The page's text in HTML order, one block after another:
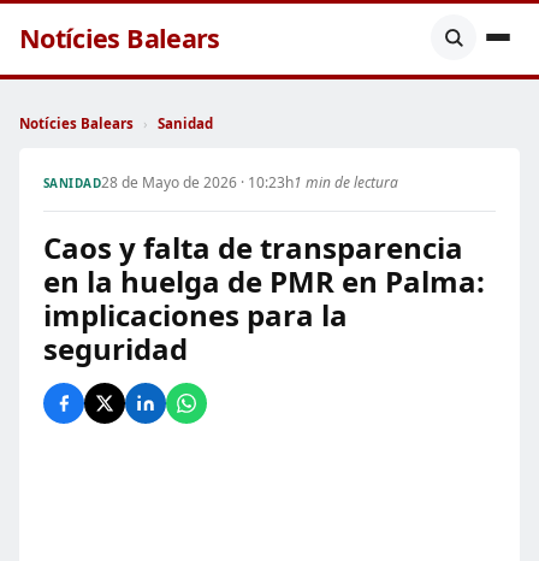
Notícies Balears
Notícies Balears › Sanidad
SANIDAD28 de Mayo de 2026 · 10:23h1 min de lectura
Caos y falta de transparencia
en la huelga de PMR en Palma:
implicaciones para la
seguridad